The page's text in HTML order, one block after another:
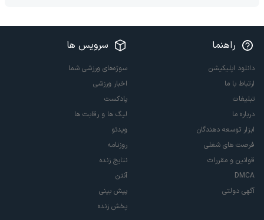
راهنما
دانلود اپلیکیشن
ارتباط با ما
تبلیغات
درباره ما
ابزار توسعه دهندگان
فرصت های شغلی
قوانین و مقررات
DMCA
آگهی دولتی
سرویس ها
سوژه‌های ورزشی شما
اخبار ورزشی
پادکست
لیگ ها و رقابت ها
ویدئو
روزنامه
نتایج زنده
آنتن
پیش بینی
پخش زنده